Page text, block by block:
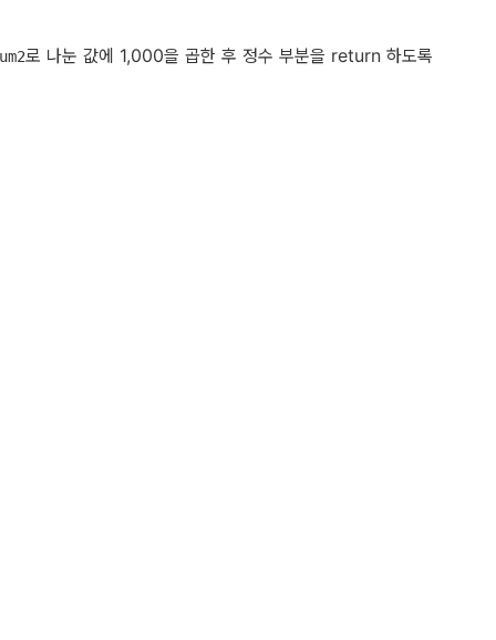
로 나눈 값에 1,000을 곱한 후 정수 부분을 return 하도록